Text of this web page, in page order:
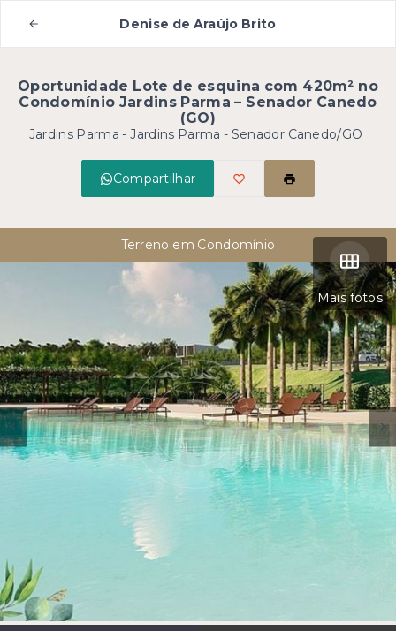
Denise de Araújo Brito
Oportunidade Lote de esquina com 420m² no
Condomínio Jardins Parma – Senador Canedo
(GO)
Jardins Parma -Jardins Parma - Senador Canedo/GO
Compartilhar
Mais fotos
Terreno em Condomínio